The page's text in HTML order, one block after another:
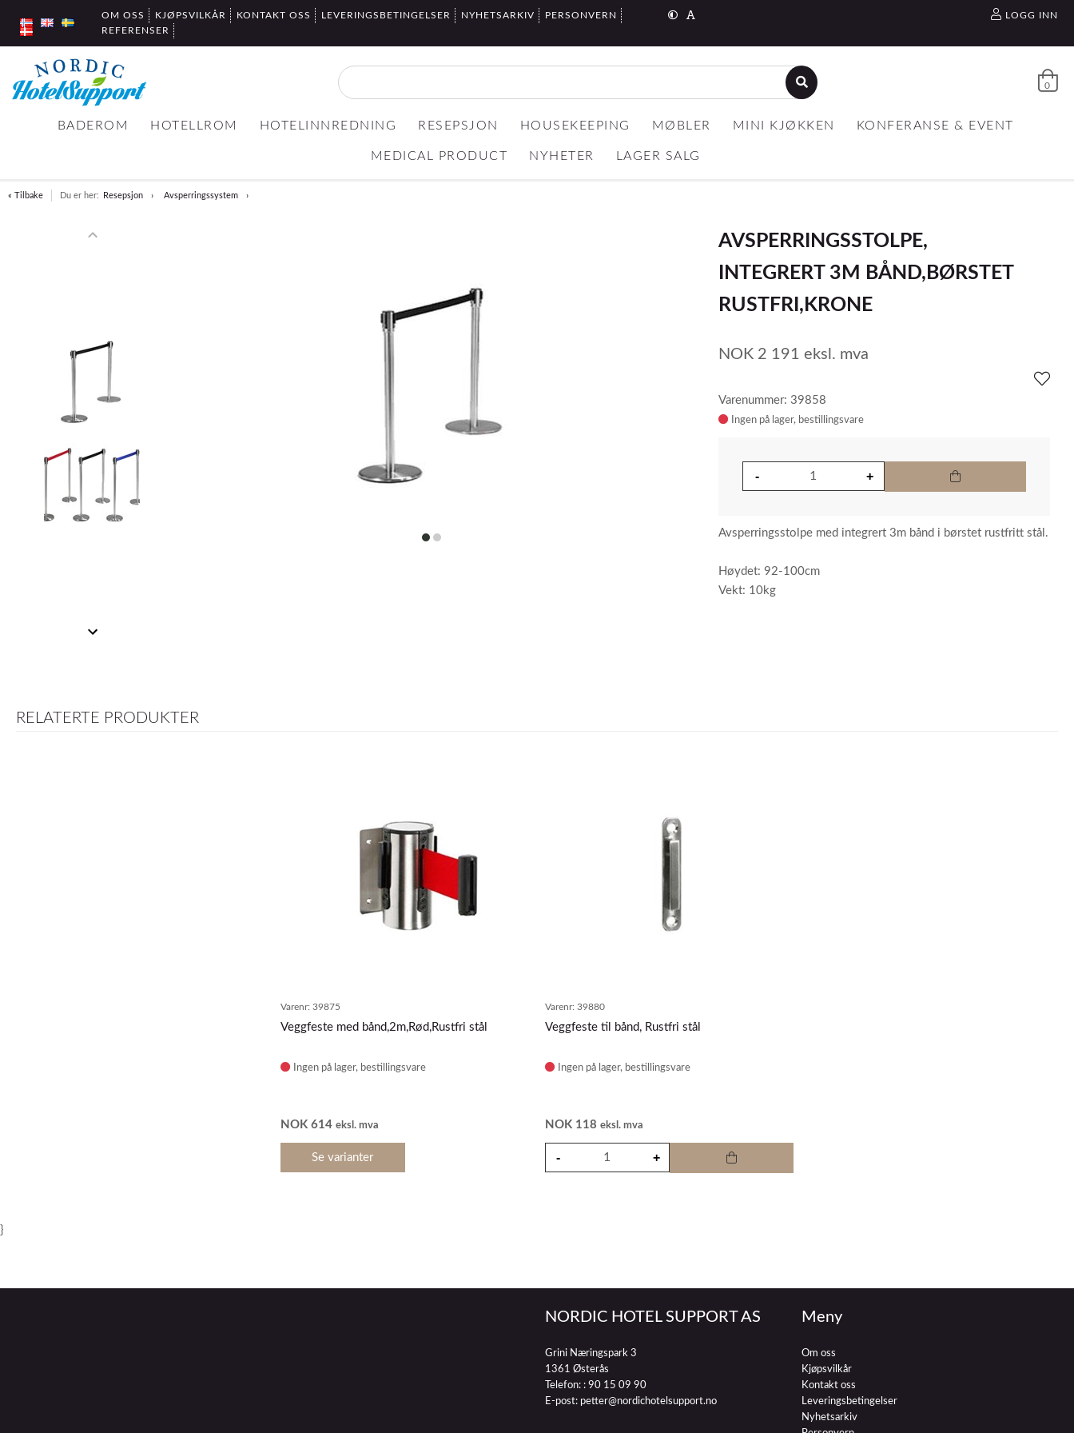
OM OSS KJØPSVILKÅR KONTAKT OSS LEVERINGSBETINGELSER NYHETSARKIV
PERSONVERN
REFERENSER
LOGG INN
0
BADEROM HOTELLROM HOTELINNREDNING RESEPSJON HOUSEKEEPING MØBLER MINI KJØKKEN KONFERANSE & EVENT
MEDICAL PRODUCT NYHETER LAGER SALG
« Tilbake Du er her: Resepsjon Avsperringssystem
itemitem
AVSPERRINGSSTOLPE,
INTEGRERT 3M BÅND,BØRSTET
RUSTFRI,KRONE
NOK 2 191 eksl. mva
Varenummer: 39858
Ingen på lager
Avsperringsstolpe med integrert 3m bånd i børstet rustfritt stål.
Høydet: 92-100cm
Vekt: 10kg
RELATERTE PRODUKTER
Varenr: 39875
Veggfeste med bånd,2m,Rød,Rustfri stål
Ingen på lager
NOK 614 eksl. mva
Se varianter
Varenr: 39880
Veggfeste til bånd, Rustfri stål
Ingen på lager
NOK 118 eksl. mva
}
NORDIC HOTEL SUPPORT AS
Grini Næringspark 3
1361 Østerås
Telefon: : 90 15 09 90
E-post: petter@nordichotelsupport.no
Meny
Om oss
Kjøpsvilkår
Kontakt oss
Leveringsbetingelser
Nyhetsarkiv